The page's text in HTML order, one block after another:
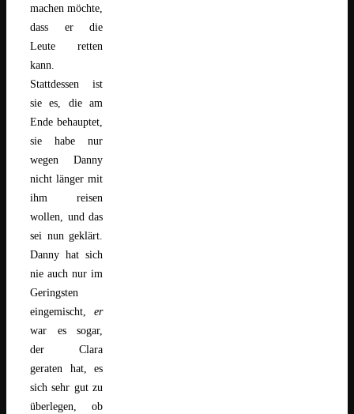
machen möchte,
dass er die
Leute retten
kann.
Stattdessen ist
sie es, die am
Ende behauptet,
sie habe nur
wegen Danny
nicht länger mit
ihm reisen
wollen, und das
sei nun geklärt.
Danny hat sich
nie auch nur im
Geringsten
eingemischt, er
war es sogar,
der Clara
geraten hat, es
sich sehr gut zu
überlegen, ob